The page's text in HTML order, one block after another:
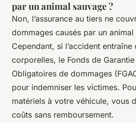
par un animal sauvage ?
Non, l’assurance au tiers ne
dommages causés par un animal
Cependant, si l’accident entraîne
corporelles, le Fonds de
Obligatoires de dommages
pour indemniser les victimes.
matériels à votre véhicule, vous
coûts sans remboursement.